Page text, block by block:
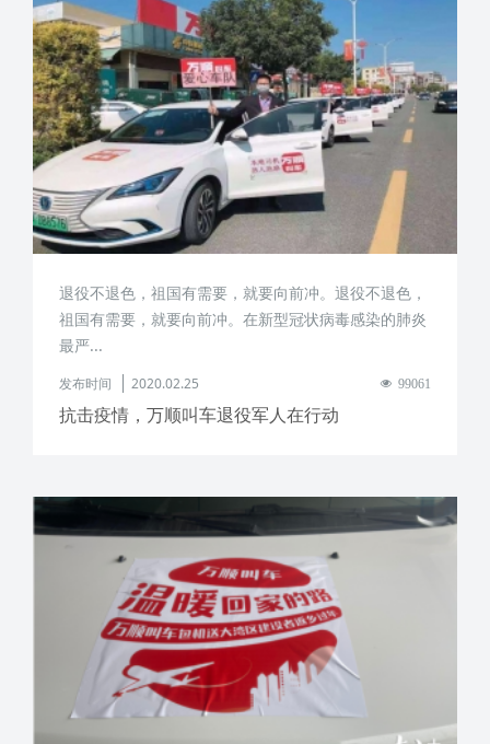
退役不退色，祖国有需要，就要向前冲。退役不退色，
祖国有需要，就要向前冲。在新型冠状病毒感染的肺炎
最严...
发布时间 2020.02.25 99061
抗击疫情，万顺叫车退役军人在行动